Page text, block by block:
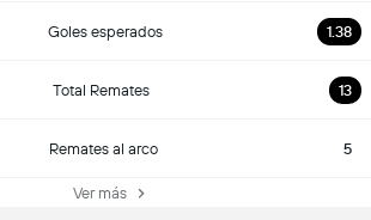
Goles esperados 1.38
Total Remates 13
Remates al arco 5
Ver más